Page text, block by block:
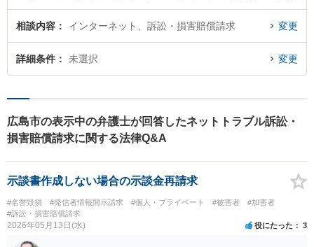
相談内容 インターネット、訴訟・損害賠償請求 変更
詳細条件 未選択 変更
広島市の表示中の弁護士が回答したネットトラブル訴訟・
損害賠償請求に関する法律Q&A
示談書作成しない場合の示談金再請求
#名誉毀損 #発信者情報開示請求 #個人・プライベート #被害者
#加害者
#訴訟・損害賠償請求
2026年05月13日(水) 役にたった 3